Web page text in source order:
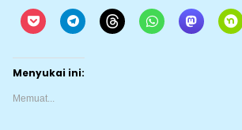
Menyukai ini:
Memuat...